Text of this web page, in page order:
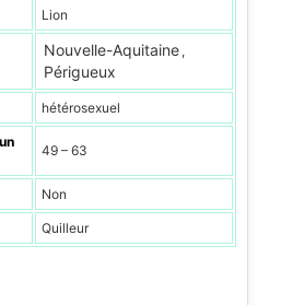
Lion
Nouvelle-Aquitaine ,
Périgueux
hétérosexuel
49 – 63
Non
Quilleur